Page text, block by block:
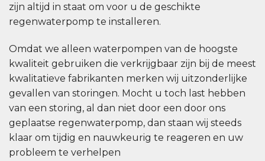
zijn altijd in staat om voor u de geschikte
regenwaterpomp te installeren.
Omdat we alleen waterpompen van de hoogste
kwaliteit gebruiken die verkrijgbaar zijn bij de meest
kwalitatieve fabrikanten merken wij uitzonderlijke
gevallen van storingen. Mocht u toch last hebben
van een storing, al dan niet door een door ons
geplaatse regenwaterpomp, dan staan ​​wij steeds
klaar om tijdig en nauwkeurig te reageren en uw
probleem te verhelpen